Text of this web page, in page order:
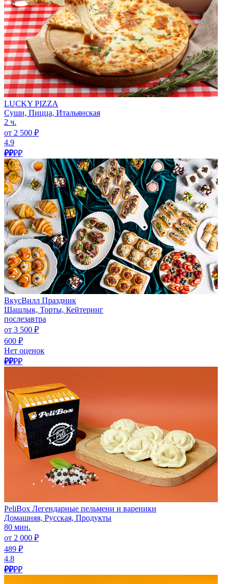
LUCKY PIZZA
Суши, Пицца, Итальянская
2 ч.
от 2 500 ₽
4.9
₽₽₽₽
ВкусВилл Праздник
Шашлык, Торты, Кейтеринг
послезавтра
от 3 500 ₽
600 ₽
Нет оценок
₽₽₽₽
PeliBox Легендарные пельмени и вареники
Домашняя, Русская, Продукты
80 мин.
от 2 000 ₽
489 ₽
4.8
₽₽₽₽